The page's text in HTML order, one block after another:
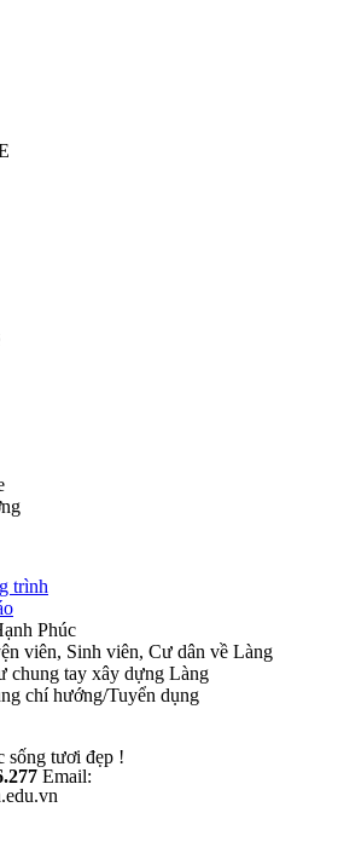
trình
Phúc
viên, Sinh viên, Cư dân về Làng
chung tay xây dựng Làng
chí hướng/Tuyển dụng
sống tươi đẹp !
Email: